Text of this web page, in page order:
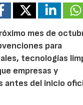
mes de
para
tecnologías
empresas y
antes del inicio